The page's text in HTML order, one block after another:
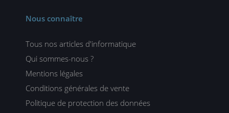
Nous connaître
Tous nos articles d'informatique
Qui sommes-nous ?
Mentions légales
Conditions générales de vente
Politique de protection des données